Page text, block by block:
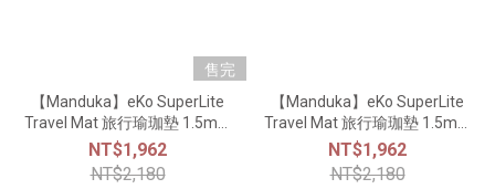
售完
【Manduka】eKo SuperLite
Travel Mat 旅行瑜珈墊 1.5mm
- Deep Sage
NT$1,962
NT$2,180
【Manduka】eKo SuperLite
Travel Mat 旅行瑜珈墊 1.5mm
- Midnight
NT$1,962
NT$2,180